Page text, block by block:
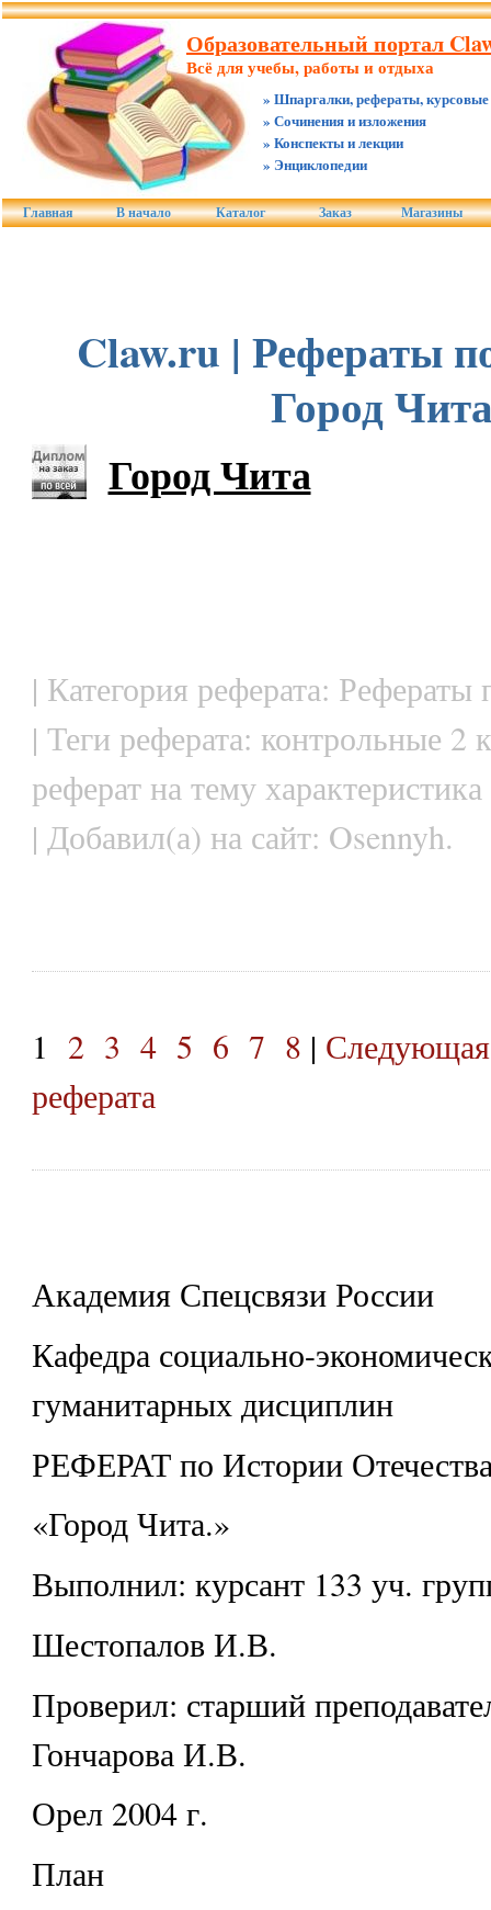
Образовательный портал
Всё для учебы, работы и отдыха
» Шпаргалки, рефераты, курсовые
» Сочинения и изложения
» Конспекты и лекции
» Энциклопедии
Главная В начало Каталог Заказ Магазины
Claw.ru | Рефераты
Город
Город Чита
| Категория реферата: Рефераты
| Теги реферата: контрольные 2
реферат на тему характеристика
| Добавил(а) на сайт: Osennyh.
1 2 3 4 5 6 7 8 | Следующая
реферата
Академия Спецсвязи России
Кафедра социально-
гуманитарных дисциплин
РЕФЕРАТ по Истории
«Город Чита.»
Выполнил: курсант 133 уч.
Шестопалов И.В.
Проверил: старший
Гончарова И.В.
Орел 2004 г.
План